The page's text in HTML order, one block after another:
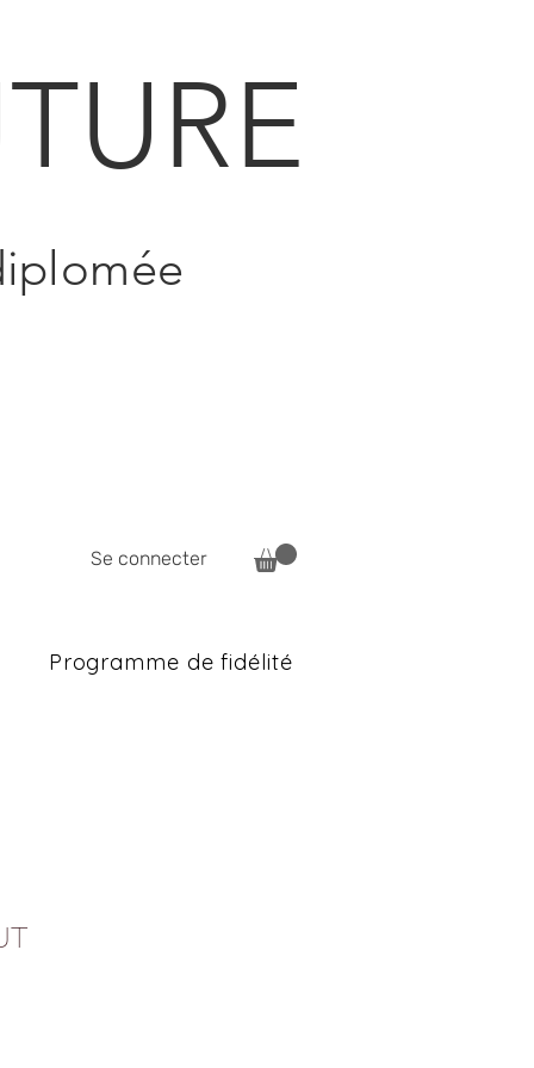
Se connecter
Programme de fidélité